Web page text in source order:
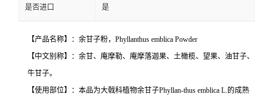
是否进口 是
【产品名称】： 余甘子粉， Phyllanthus emblica Powder
【中文别称】： 余甘、庵摩勒、庵摩落迦果、土橄榄、望果、油甘子、
牛甘子。
【使用部位】： 本品为大戟科植物余甘子Phyllan-thus emblica L.的成熟